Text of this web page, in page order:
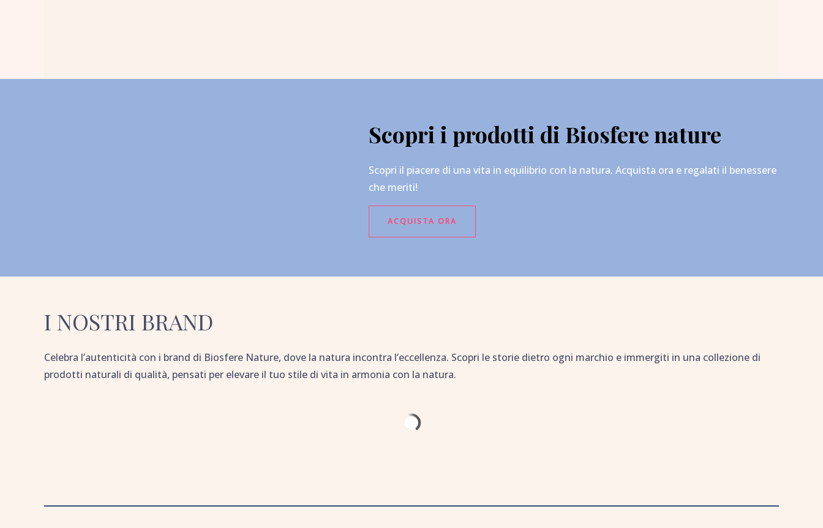
Scopri i prodotti di Biosfere nature
Scopri il piacere di una vita in equilibrio con la natura. Acquista ora e regalati il benessere
che meriti!
ACQUISTA ORA
I NOSTRI BRAND
Celebra l’autenticità con i brand di Biosfere Nature, dove la natura incontra l’eccellenza. Scopri le storie dietro ogni marchio e immergiti in una collezione di
prodotti naturali di qualità, pensati per elevare il tuo stile di vita in armonia con la natura.